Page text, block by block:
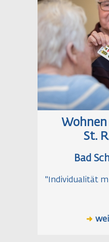
St.
Bad
"Individualität